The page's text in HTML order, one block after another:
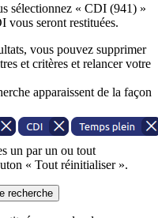
sélectionnez « CDI (941) »
vous seront restituées.
vous pouvez supprimer
et critères et relancer votre
apparaissent de la façon
un par un ou tout
« Tout réinitialiser ».
recherche